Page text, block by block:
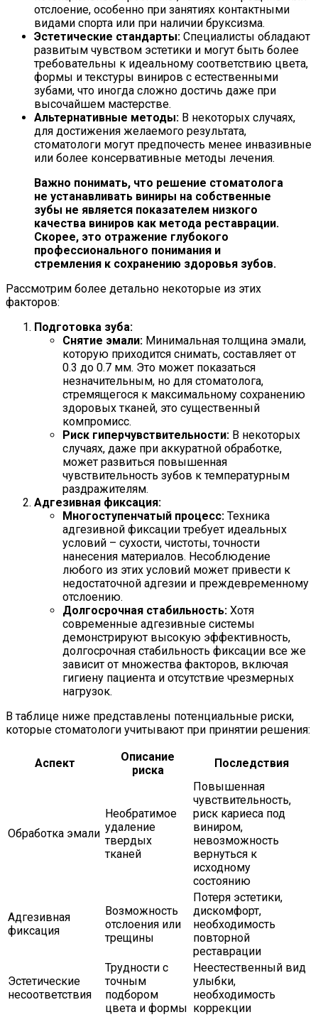
отслоение, особенно при занятиях контактными
видами спорта или при наличии бруксизма.
Эстетические стандарты: Специалисты обладают
развитым чувством эстетики и могут быть более
требовательны к идеальному соответствию цвета,
формы и текстуры виниров с естественными
зубами, что иногда сложно достичь даже при
высочайшем мастерстве.
Альтернативные методы: В некоторых случаях,
для достижения желаемого результата,
стоматологи могут предпочесть менее инвазивные
или более консервативные методы лечения.
Важно понимать, что решение стоматолога
не устанавливать виниры на собственные
зубы не является показателем низкого
качества виниров как метода реставрации.
Скорее, это отражение глубокого
профессионального понимания и
стремления к сохранению здоровья зубов.
Рассмотрим более детально некоторые из этих
факторов:
Подготовка зуба:
Снятие эмали: Минимальная толщина эмали,
которую приходится снимать, составляет от
0.3 до 0.7 мм. Это может показаться
незначительным, но для стоматолога,
стремящегося к максимальному сохранению
здоровых тканей, это существенный
компромисс.
Риск гиперчувствительности: В некоторых
случаях, даже при аккуратной обработке,
может развиться повышенная
чувствительность зубов к температурным
раздражителям.
Адгезивная фиксация:
Многоступенчатый процесс: Техника
адгезивной фиксации требует идеальных
условий – сухости, чистоты, точности
нанесения материалов. Несоблюдение
любого из этих условий может привести к
недостаточной адгезии и преждевременному
отслоению.
Долгосрочная стабильность: Хотя
современные адгезивные системы
демонстрируют высокую эффективность,
долгосрочная стабильность фиксации все же
зависит от множества факторов, включая
гигиену пациента и отсутствие чрезмерных
нагрузок.
В таблице ниже представлены потенциальные риски,
которые стоматологи учитывают при принятии решения:
Аспект
Описание
риска
Последствия
Обработка эмали
Необратимое
удаление
твердых
тканей
Повышенная
чувствительность,
риск кариеса под
виниром,
невозможность
вернуться к
исходному
состоянию
Адгезивная
фиксация
Возможность
отслоения или
трещины
Потеря эстетики,
дискомфорт,
необходимость
повторной
реставрации
Эстетические
несоответствия
Трудности с
точным
подбором
цвета и формы
Неестественный вид
улыбки,
необходимость
коррекции